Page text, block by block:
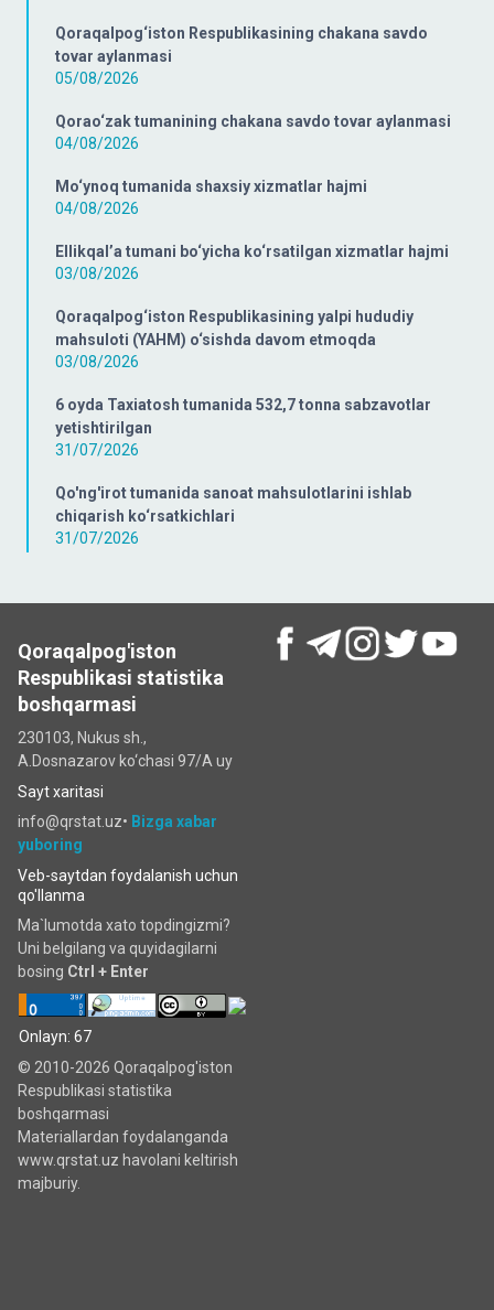
Qoraqalpog‘iston Respublikasining chakana savdo
tovar aylanmasi
05/08/2026
Qorao‘zak tumanining chakana savdo tovar aylanmasi
04/08/2026
Mo‘ynoq tumanida shaxsiy xizmatlar hajmi
04/08/2026
Ellikqal’a tumani bo‘yicha ko‘rsatilgan xizmatlar hajmi
03/08/2026
Qoraqalpog‘iston Respublikasining yalpi hududiy
mahsuloti (YAHM) o‘sishda davom etmoqda
03/08/2026
6 oyda Taxiatosh tumanida 532,7 tonna sabzavotlar
yetishtirilgan
31/07/2026
Qo'ng'irot tumanida sanoat mahsulotlarini ishlab
chiqarish ko‘rsatkichlari
31/07/2026
Qoraqalpog'iston
Respublikasi statistika
boshqarmasi
230103, Nukus sh.,
A.Dosnazarov ko‘chаsi 97/A uy
Sayt xaritasi
info@qrstat.uz• Bizga xabar
yuboring
Veb-saytdan foydalanish uchun
qo'llanma
Ma`lumotda xato topdingizmi?
Uni belgilang va quyidagilarni
bosing Ctrl + Enter
Onlayn: 67
© 2010-2026 Qoraqalpog'iston
Respublikasi statistika
boshqarmasi
Materiallardan foydalanganda
www.qrstat.uz havolani keltirish
majburiy.